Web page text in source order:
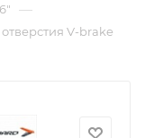
—
отверстия V-brake